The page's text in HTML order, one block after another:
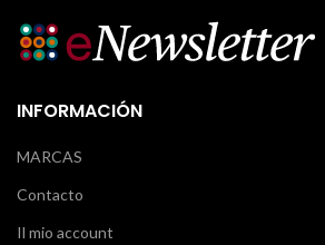
INFORMACIÓN
MARCAS
Contacto
Il mio account